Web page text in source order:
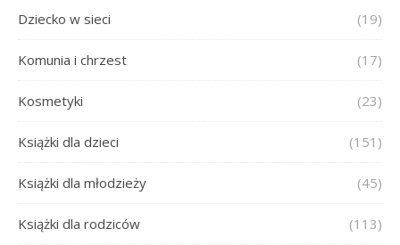
Dziecko w sieci (19)
Komunia i chrzest (17)
Kosmetyki (23)
Książki dla dzieci (151)
Książki dla młodzieży (45)
Książki dla rodziców (113)